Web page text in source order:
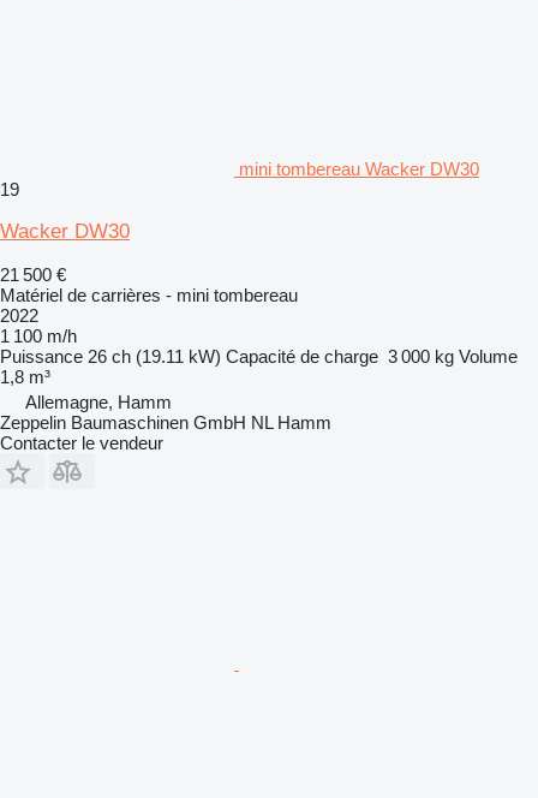
mini tombereau Wacker DW30
19
Wacker DW30
21 500 €
Matériel de carrières - mini tombereau
2022
1 100 m/h
Puissance 26 ch (19.11 kW) Capacité de charge 3 000 kg Volume
1,8 m³
Allemagne, Hamm
Zeppelin Baumaschinen GmbH NL Hamm
Contacter le vendeur